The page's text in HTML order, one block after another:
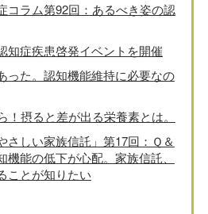
コラム第92回：あるべき姿の認
知症疾患啓発イベントを開催
った。認知機能維持に必要なの
！摂ると差が出る栄養素とは。
さしい家族信託」第17回：Ｑ＆
能の低下が心配。家族信託、
ことが知りたい